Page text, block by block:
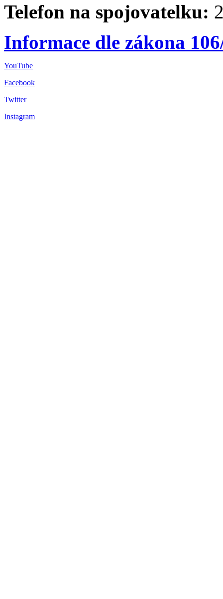
Telefon na spojovatelku:
Informace dle zákona
YouTube
Facebook
Twitter
Instagram